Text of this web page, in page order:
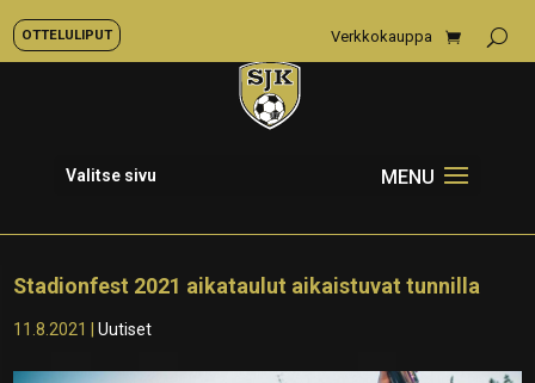
OTTELULIPUT Verkkokauppa
Valitse sivu
Stadionfest 2021 aikataulut aikaistuvat tunnilla
11.8.2021 |Uutiset